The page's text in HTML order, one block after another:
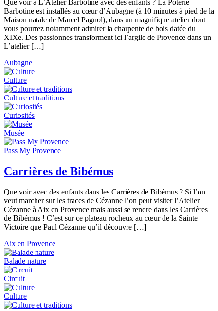
Que voir à L’Atelier Barbotine avec des enfants ? La Poterie
Barbotine est installés au cœur d’Aubagne (à 10 minutes à pied de la
Maison natale de Marcel Pagnol), dans un magnifique atelier dont
vous pourrez notamment admirer la charpente de bois datée du
XIXe. Des passionnes transforment ici l’argile de Provence dans un
L’atelier […]
Aubagne
Culture
Culture et traditions
Curiosités
Musée
Pass My Provence
Carrières de Bibémus
Que voir avec des enfants dans les Carrières de Bibémus ? Si l’on
veut marcher sur les traces de Cézanne l’on peut visiter l’Atelier
Cézanne à Aix en Provence mais aussi se rendre dans les Carrières
de Bibémus ! C’est sur ce plateau rocheux au cœur de la Sainte
Victoire que Paul Cézanne qu’il découvre […]
Aix en Provence
Balade nature
Circuit
Culture